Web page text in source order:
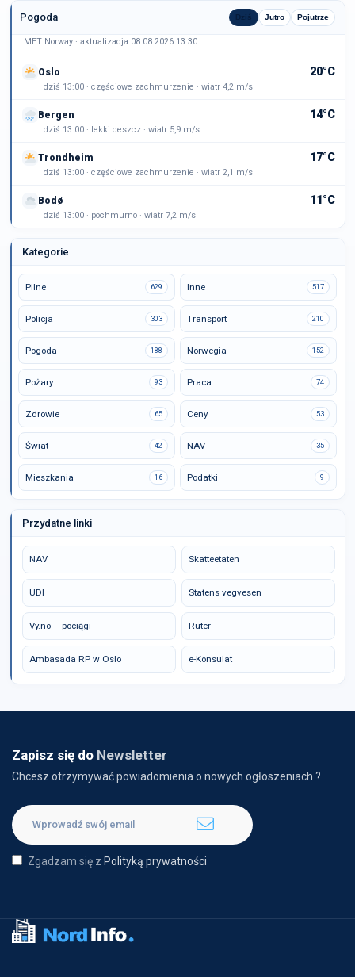
Pogoda Dziś Jutro Pojutrze
MET Norway · aktualizacja 08.08.2026 13:30
Oslo 20°C
dziś 13:00 · częściowe zachmurzenie · wiatr 4,2 m/s
Bergen 14°C
dziś 13:00 · lekki deszcz · wiatr 5,9 m/s
Trondheim 17°C
dziś 13:00 · częściowe zachmurzenie · wiatr 2,1 m/s
Bodø 11°C
dziś 13:00 · pochmurno · wiatr 7,2 m/s
Kategorie
Pilne 629 Inne 517
Policja 303 Transport 210
Pogoda 188 Norwegia 152
Pożary 93 Praca 74
Zdrowie 65 Ceny 53
Świat 42 NAV 35
Mieszkania 16 Podatki 9
Przydatne linki
NAV Skatteetaten
UDI Statens vegvesen
Vy.no – pociągi Ruter
Ambasada RP w Oslo e-Konsulat
Zapisz się do Newsletter
Chcesz otrzymywać powiadomienia o nowych ogłoszeniach ?
Zgadzam się z Polityką prywatności